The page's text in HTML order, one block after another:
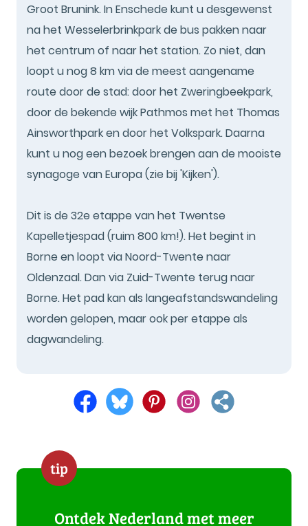
Groot Brunink. In Enschede kunt u desgewenst
na het Wesselerbrinkpark de bus pakken naar
het centrum of naar het station. Zo niet, dan
loopt u nog 8 km via de meest aangename
route door de stad: door het Zweringbeekpark,
door de bekende wijk Pathmos met het Thomas
Ainsworthpark en door het Volkspark. Daarna
kunt u nog een bezoek brengen aan de mooiste
synagoge van Europa (zie bij 'Kijken').
Dit is de 32e etappe van het Twentse
Kapelletjespad (ruim 800 km!). Het begint in
Borne en loopt via Noord-Twente naar
Oldenzaal. Dan via Zuid-Twente terug naar
Borne. Het pad kan als langeafstandswandeling
worden gelopen, maar ook per etappe als
dagwandeling.
tip
Ontdek Nederland met meer